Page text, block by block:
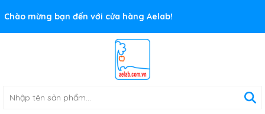
Chào mừng bạn đến với cửa hàng Aelab!
Rất nhiều ưu đãi và chương trình khuyến mãi đang chờ đợi
bạn